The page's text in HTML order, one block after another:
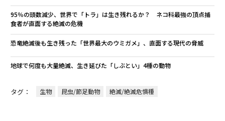
95％の頭数減少、世界で「トラ」は生き残れるか？ ネコ科最強の頂点捕
食者が直面する絶滅の危機
恐竜絶滅後も生き残った「世界最大のウミガメ」、直面する現代の脅威
地球で何度も大量絶滅、生き延びた「しぶとい」4種の動物
タグ： 生物 昆虫/節足動物 絶滅/絶滅危惧種